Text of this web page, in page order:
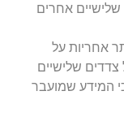
אחרים
אחריות על
שלישיים
המידע שמועבר